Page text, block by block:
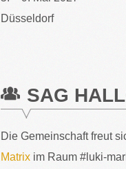
Düsseldorf
SAG
Die Gemeinschaft freut
Matrix im Raum #luki-